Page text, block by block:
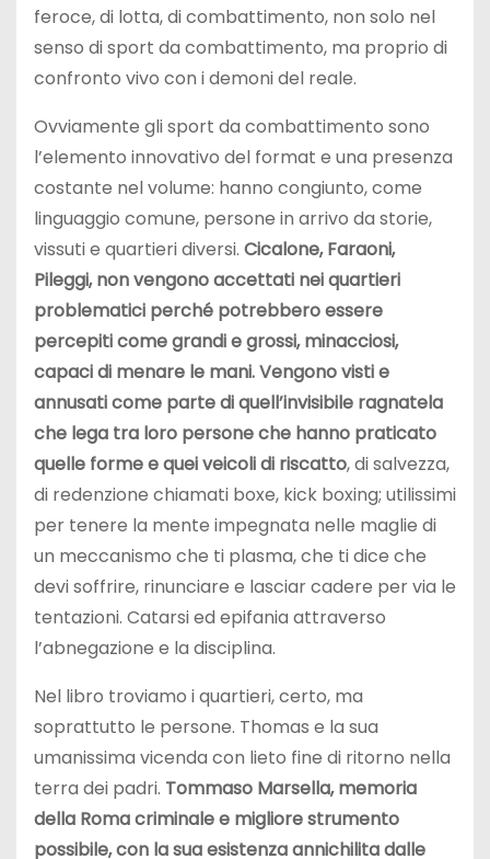
feroce, di lotta, di combattimento, non solo nel
senso di sport da combattimento, ma proprio di
confronto vivo con i demoni del reale.
Ovviamente gli sport da combattimento sono
l’elemento innovativo del format e una presenza
costante nel volume: hanno congiunto, come
linguaggio comune, persone in arrivo da storie,
vissuti e quartieri diversi. Cicalone, Faraoni,
Pileggi, non vengono accettati nei quartieri
problematici perché potrebbero essere
percepiti come grandi e grossi, minacciosi,
capaci di menare le mani. Vengono visti e
annusati come parte di quell’invisibile ragnatela
che lega tra loro persone che hanno praticato
quelle forme e quei veicoli di riscatto, di salvezza,
di redenzione chiamati boxe, kick boxing; utilissimi
per tenere la mente impegnata nelle maglie di
un meccanismo che ti plasma, che ti dice che
devi soffrire, rinunciare e lasciar cadere per via le
tentazioni. Catarsi ed epifania attraverso
l’abnegazione e la disciplina.
Nel libro troviamo i quartieri, certo, ma
soprattutto le persone. Thomas e la sua
umanissima vicenda con lieto fine di ritorno nella
terra dei padri. Tommaso Marsella, memoria
della Roma criminale e migliore strumento
possibile, con la sua esistenza annichilita dalle